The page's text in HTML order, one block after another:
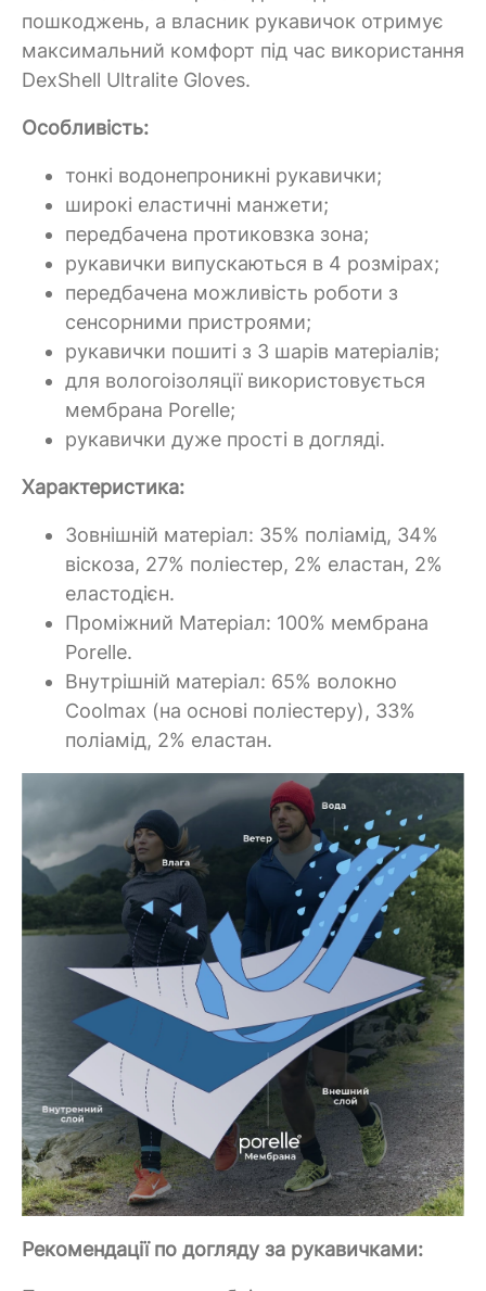
пошкоджень, а власник рукавичок отримує
максимальний комфорт під час використання
DexShell Ultralite Gloves.
Особливість:
тонкі водонепроникні рукавички;
широкі еластичні манжети;
передбачена протиковзка зона;
рукавички випускаються в 4 розмірах;
передбачена можливість роботи з
сенсорними пристроями;
рукавички пошиті з 3 шарів матеріалів;
для вологоізоляції використовується
мембрана Porelle;
рукавички дуже прості в догляді.
Характеристика:
Зовнішній матеріал: 35% поліамід, 34%
віскоза, 27% поліестер, 2% еластан, 2%
еластодієн.
Проміжний Матеріал: 100% мембрана
Porelle.
Внутрішній матеріал: 65% волокно
Coolmax (на основі поліестеру), 33%
поліамід, 2% еластан.
Рекомендації по догляду за рукавичками: